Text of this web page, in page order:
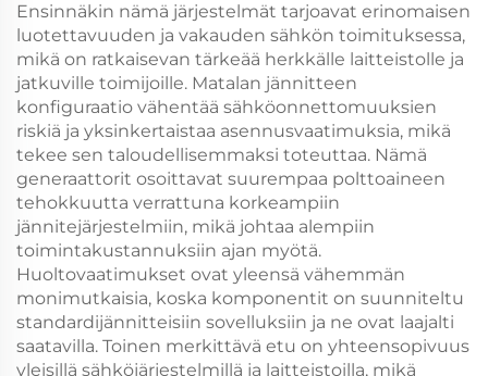
Ensinnäkin nämä järjestelmät tarjoavat erinomaisen
luotettavuuden ja vakauden sähkön toimituksessa,
mikä on ratkaisevan tärkeää herkkälle laitteistolle ja
jatkuville toimijoille. Matalan jännitteen
konfiguraatio vähentää sähköonnettomuuksien
riskiä ja yksinkertaistaa asennusvaatimuksia, mikä
tekee sen taloudellisemmaksi toteuttaa. Nämä
generaattorit osoittavat suurempaa polttoaineen
tehokkuutta verrattuna korkeampiin
jännitejärjestelmiin, mikä johtaa alempiin
toimintakustannuksiin ajan myötä.
Huoltovaatimukset ovat yleensä vähemmän
monimutkaisia, koska komponentit on suunniteltu
standardijännitteisiin sovelluksiin ja ne ovat laajalti
saatavilla. Toinen merkittävä etu on yhteensopivuus
yleisillä sähköjärjestelmillä ja laitteistoilla, mikä